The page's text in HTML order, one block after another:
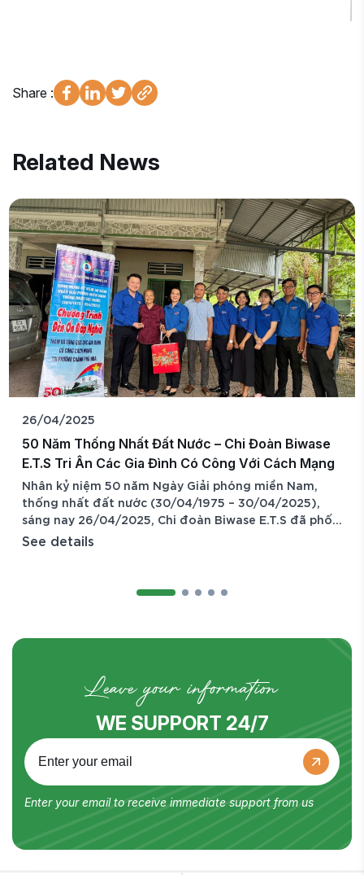
Share :
Related News
26/04/2025
50 Năm Thống Nhất Đất Nước – Chi Đoàn Biwase
E.T.S Tri Ân Các Gia Đình Có Công Với Cách Mạng
Nhân kỷ niệm 50 năm Ngày Giải phóng miền Nam,
thống nhất đất nước (30/04/1975 – 30/04/2025),
sáng nay 26/04/2025, Chi đoàn Biwase E.T.S đã phối
hợp cùng Đoàn phường Chánh Phú Hòa tổ chức
sự tham gia của anh Nguyễn Tiến Quốc – Bí thư Đoàn
See details
Leave your information
WE SUPPORT 24/7
Enter your email to receive immediate support from us